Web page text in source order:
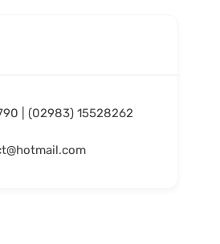
| (02983) 15528262